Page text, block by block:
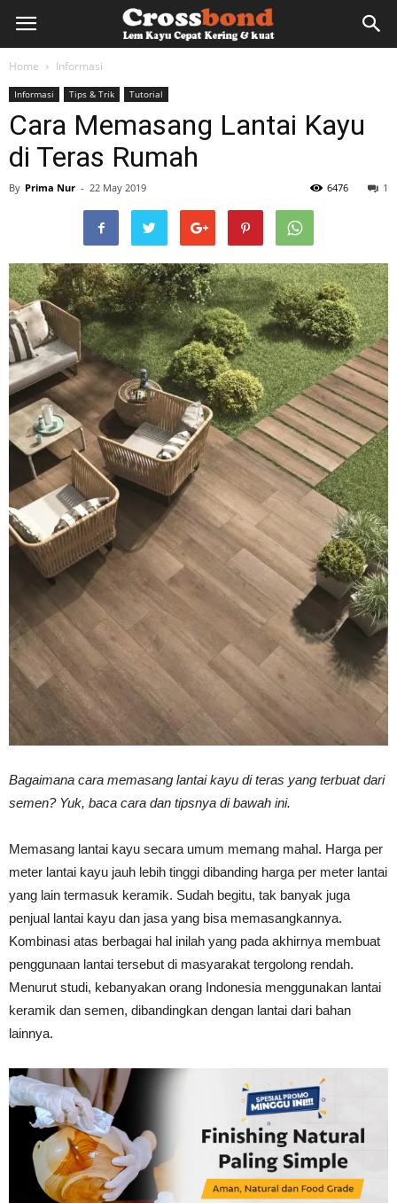
lemkayu.net
HPL,
Kertas,
Vinyl
Cepat
Kering,
Kuat
&
Home Informasi
Informasi Tips & Trik Tutorial
Cara Memasang Lantai Kayu
di Teras Rumah
By Prima Nur - 22 May 2019 1
6476
Bagaimana cara memasang lantai kayu di teras yang terbuat dari
semen? Yuk, baca cara dan tipsnya di bawah ini.
Memasang lantai kayu secara umum memang mahal. Harga per
meter lantai kayu jauh lebih tinggi dibanding harga per meter lantai
yang lain termasuk keramik. Sudah begitu, tak banyak juga
penjual lantai kayu dan jasa yang bisa memasangkannya.
Kombinasi atas berbagai hal inilah yang pada akhirnya membuat
penggunaan lantai tersebut di masyarakat tergolong rendah.
Menurut studi, kebanyakan orang Indonesia menggunakan lantai
keramik dan semen, dibandingkan dengan lantai dari bahan
lainnya.